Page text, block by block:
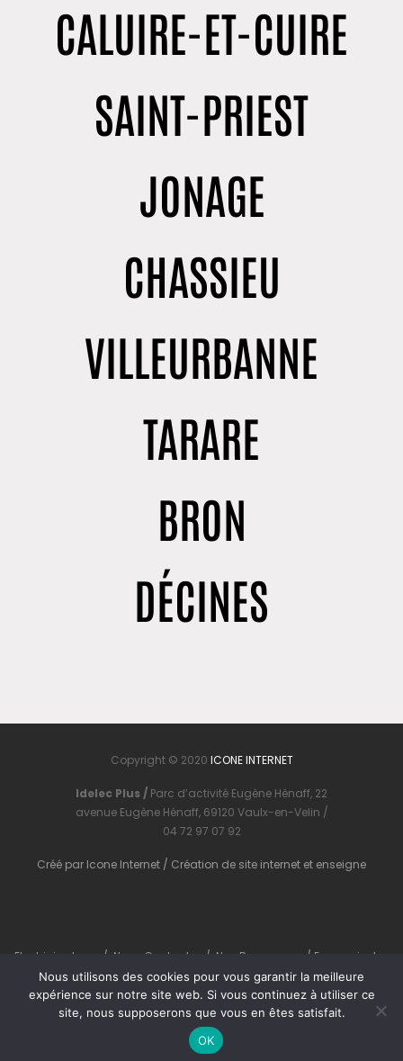
CALUIRE-ET-CUIRE
SAINT-PRIEST
JONAGE
CHASSIEU
VILLEURBANNE
TARARE
BRON
DÉCINES
Copyright © 2020 ICONE INTERNET
Idelec Plus / Parc d’activité Eugène Hénaff, 22
avenue Eugène Hénaff, 69120 Vaulx-en-Velin /
04 72 97 07 92
Créé par Icone Internet / Création de site internet et enseigne
Electricien Lyon / Nous Contacter / Nos Ressources / En savoir plus
Nous utilisons des cookies pour vous garantir la meilleure
expérience sur notre site web. Si vous continuez à utiliser ce
site, nous supposerons que vous en êtes satisfait.
OK